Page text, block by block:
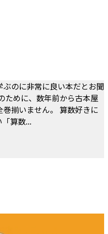
のに非常に良い本だとお聞
ために、数年前から古本屋
揃いません。 算数好きに
算数...